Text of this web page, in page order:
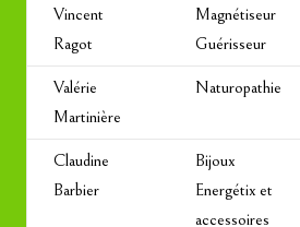
Vincent
Ragot
Magnétiseur
Guérisseur
Valérie
Martinière
Naturopathie
Claudine
Barbier
Bijoux
Energétix et
accessoires